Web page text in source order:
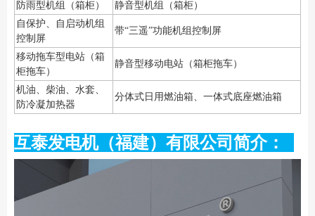
防雨型机组（箱柜）
静音型机组（箱柜）
自保护、自启动机组
控制屏
带“三遥”功能机组控制屏
移动拖车型电站（箱
柜拖车）
静音型移动电站（箱柜拖车）
机油、柴油、水套、
防冷凝加热器
分体式日用燃油箱、一体式底座燃油箱
互泰发电机（福建）有限公司简介：